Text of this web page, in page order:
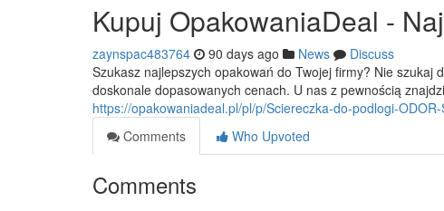
Kupuj OpakowaniaDeal -
zaynspac483764 90 days ago News
Discuss
Szukasz najlepszych opakowań do Twojej firmy? Nie
doskonale dopasowanych cenach. U nas z pewnością
https://opakowaniadeal.pl/pl/p/Sciereczka-do-podlogi-
Comments
Who Upvoted
Comments